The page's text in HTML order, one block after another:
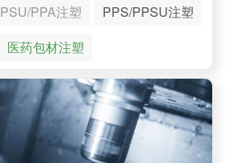
PSU/PPA注塑
PPS/PPSU注塑
医药包材注塑